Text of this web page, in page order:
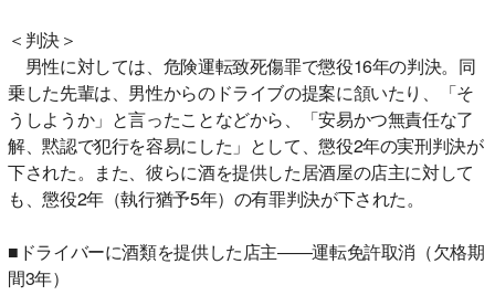
＜判決＞
男性に対しては、危険運転致死傷罪で懲役16年の判決。同
乗した先輩は、男性からのドライブの提案に頷いたり、「そ
うしようか」と言ったことなどから、「安易かつ無責任な了
解、黙認で犯行を容易にした」として、懲役2年の実刑判決が
下された。また、彼らに酒を提供した居酒屋の店主に対して
も、懲役2年（執行猶予5年）の有罪判決が下された。
■ドライバーに酒類を提供した店主――運転免許取消（欠格期
間3年）